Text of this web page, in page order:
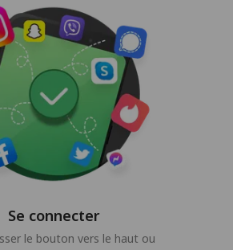
Se connecter
le bouton vers le haut ou